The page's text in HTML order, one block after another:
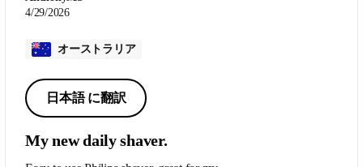
4/29/2026
オーストラリア
日本語 に翻訳
My new daily shaver.